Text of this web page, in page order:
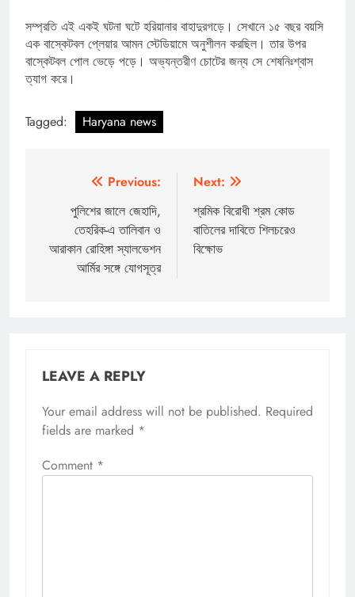
সম্প্রতি এই একই ঘটনা ঘটে হরিয়ানার বাহাদুরগড়ে। সেখানে ১৫ বছর বয়সি
এক বাস্কেটবল প্লেয়ার আমন স্টেডিয়ামে অনুশীলন করছিল। তার উপর
বাস্কেটবল পোল ভেড়ে পড়ে। অভ্যন্তরীণ চোটের জন্য সে শেষনিঃশ্বাস
ত্যাগ করে।
Tagged: Haryana news
navigation
Previous:
পুলিশের জালে জেহাদি,
তেহরিক-এ তালিবান ও
আরাকান রোহিঙ্গা স্যালভেশন
আর্মির সঙ্গে যোগসূত্র
Next:
শ্রমিক বিরোধী শ্রম কোড
বাতিলের দাবিতে শিলচরেও
বিক্ষোভ
LEAVE A REPLY
Your email address will not be published. Required
fields are marked *
Comment *